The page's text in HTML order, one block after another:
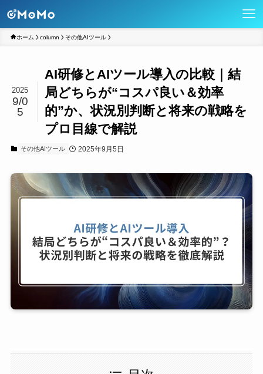
ホーム column その他AIツール
AI研修とAIツール導入の比較｜結
局どちらが“コスパ良い＆効率
的”か、状況別判断と将来の戦略を
プロ目線で解説
2025
9/0
5
その他AIツール 2025年9月5日